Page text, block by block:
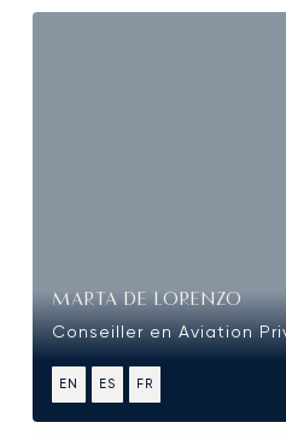
MARTA DE LORENZO
Conseiller en Aviation
EN ES FR